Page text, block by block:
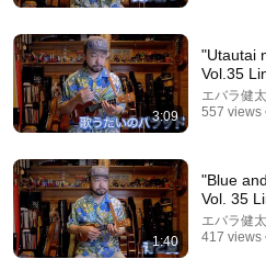
3:09
"Utautai
Vol.35
エバラ健
557 views
1:40
"Blue
Vol. 35
エバラ健
417 views